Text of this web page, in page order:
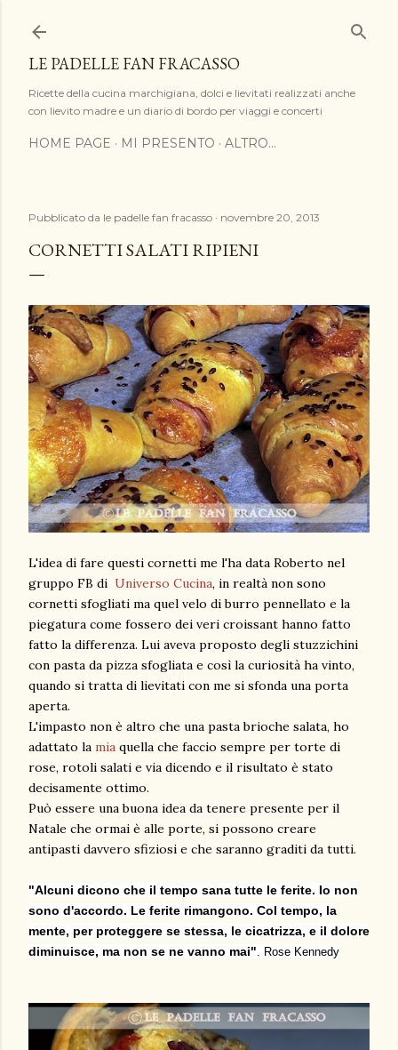
LE PADELLE FAN FRACASSO
Ricette della cucina marchigiana, dolci e lievitati realizzati anche
con lievito madre e un diario di bordo per viaggi e concerti
HOME PAGE MI PRESENTO ALTRO…
Pubblicato da le padelle fan fracasso novembre 20, 2013
CORNETTI SALATI RIPIENI
L'idea di fare questi cornetti me l'ha data Roberto nel
gruppo FB di Universo Cucina, in realtà non sono
cornetti sfogliati ma quel velo di burro pennellato e la
piegatura come fossero dei veri croissant hanno fatto
fatto la differenza. Lui aveva proposto degli stuzzichini
con pasta da pizza sfogliata e così la curiosità ha vinto,
quando si tratta di lievitati con me si sfonda una porta
aperta.
L'impasto non è altro che una pasta brioche salata, ho
adattato la mia quella che faccio sempre per torte di
rose, rotoli salati e via dicendo e il risultato è stato
decisamente ottimo.
Può essere una buona idea da tenere presente per il
Natale che ormai è alle porte, si possono creare
antipasti davvero sfiziosi e che saranno graditi da tutti.
"Alcuni dicono che il tempo sana tutte le ferite. Io non
sono d'accordo. Le ferite rimangono. Col tempo, la
mente, per proteggere se stessa, le cicatrizza, e il dolore
diminuisce, ma non se ne vanno mai". Rose Kennedy